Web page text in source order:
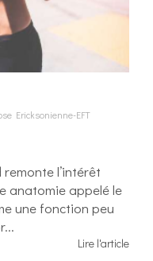
Ericksonienne-EFT
l’intérêt
anatomie appelé le
une fonction peu
Lire l'article